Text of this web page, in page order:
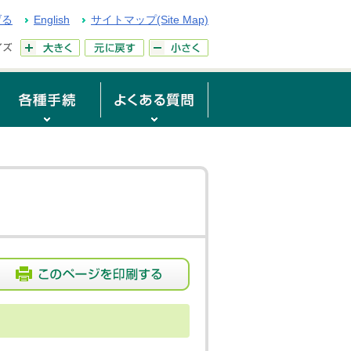
English サイトマップ(Site Map)